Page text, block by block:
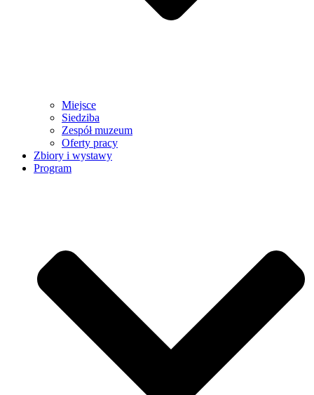
Miejsce
Siedziba
Zespół muzeum
Oferty pracy
Zbiory i wystawy
Program